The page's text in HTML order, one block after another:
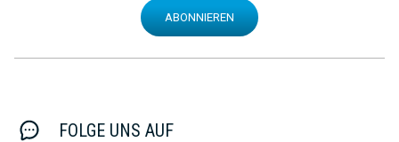
ABONNIEREN
FOLGE UNS AUF